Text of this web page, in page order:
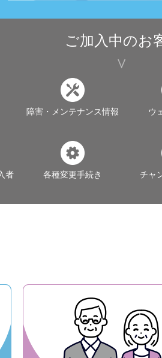
ご加入中のお
障害・メンテナンス情報 ウ
者
各種変更手続き チャ